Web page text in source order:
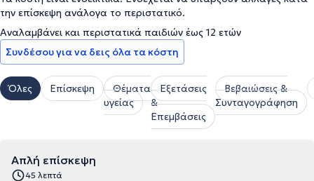
την επίσκεψη ανάλογα το περιστατικό.
Αναλαμβάνει και περιστατικά παιδιών έως 12 ετών
Συνδέσου για να δεις όλα τα κόστη
Όλες Επίσκεψη
Θέματα
υγείας
Εξετάσεις
&
Επεμβάσεις
Βεβαιώσεις &
Συνταγογράφηση
Απλή επίσκεψη
45 λεπτά